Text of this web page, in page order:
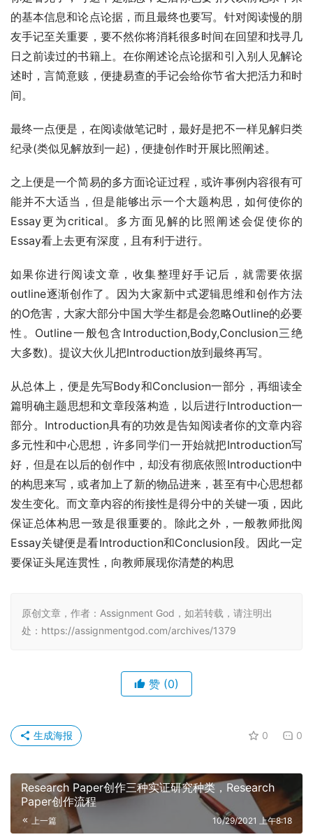
的基本信息和论点论据，而且最终也要写。针对阅读慢的朋
友手记至关重要，要不然你将消耗很多时间在回望和找寻几
日之前读过的书籍上。在你阐述论点论据和引入别人见解论
述时，言简意赅，便捷易查的手记会给你节省大把活力和时
间。
最终一点便是，在阅读做笔记时，最好是把不一样见解归类
纪录(类似见解放到一起)，便捷创作时开展比照阐述。
之上便是一个简易的多方面论证过程，或许事例内容很有可
能并不大适当，但是能够出示一个大题构思，如何使你的
Essay更为critical。多方面见解的比照阐述会促使你的
Essay看上去更有深度，且有利于进行。
如果你进行阅读文章，收集整理好手记后，就需要依据
outline逐渐创作了。因为大家新中式逻辑思维和创作方法
的O危害，大家大部分中国大学生都是会忽略Outline的必要
性。Outline一般包含Introduction,Body,Conclusion三绝
大多数)。提议大伙儿把Introduction放到最终再写。
从总体上，便是先写Body和Conclusion一部分，再细读全
篇明确主题思想和文章段落构造，以后进行Introduction一
部分。Introduction具有的功效是告知阅读者你的文章内容
多元性和中心思想，许多同学们一开始就把Introduction写
好，但是在以后的创作中，却没有彻底依照Introduction中
的构思来写，或者加上了新的物品进来，甚至有中心思想都
发生变化。而文章内容的衔接性是得分中的关键一项，因此
保证总体构思一致是很重要的。除此之外，一般教师批阅
Essay关键便是看Introduction和Conclusion段。因此一定
要保证头尾连贯性，向教师展现你清楚的构思
原创文章，作者：Assignment God，如若转载，请注明出
处：https://assignmentgod.com/archives/1379
赞 (0)
0 0
生成海报
Research Paper创作三种实证研究种类，Research
Paper创作流程
上一篇 10/29/2021 上午8:18